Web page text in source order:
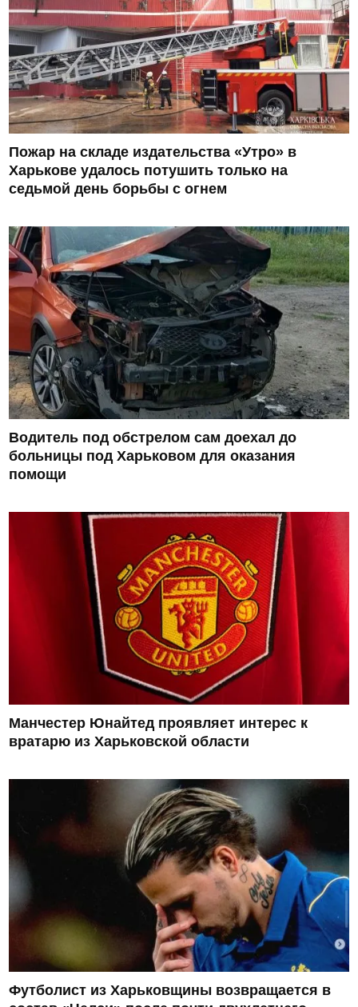
Пожар на складе издательства «Утро» в
Харькове удалось потушить только на
седьмой день борьбы с огнем
Водитель под обстрелом сам доехал до
больницы под Харьковом для оказания
помощи
Манчестер Юнайтед проявляет интерес к
вратарю из Харьковской области
Футболист из Харьковщины возвращается в